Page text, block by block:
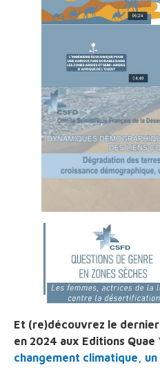
Et (re)découvrez le dernier
en 2024 aux Editions Quae
changement climatique,